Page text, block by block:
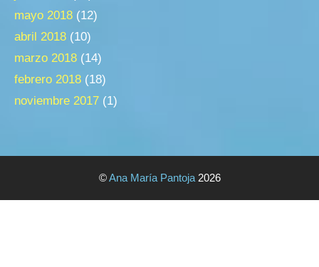
mayo 2018 (12)
abril 2018 (10)
marzo 2018 (14)
febrero 2018 (18)
noviembre 2017 (1)
©Ana María Pantoja2026